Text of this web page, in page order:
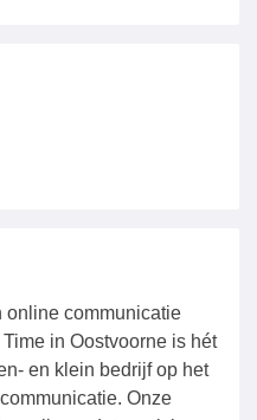
online communicatie
in Oostvoorne is hét
en klein bedrijf op het
Onze